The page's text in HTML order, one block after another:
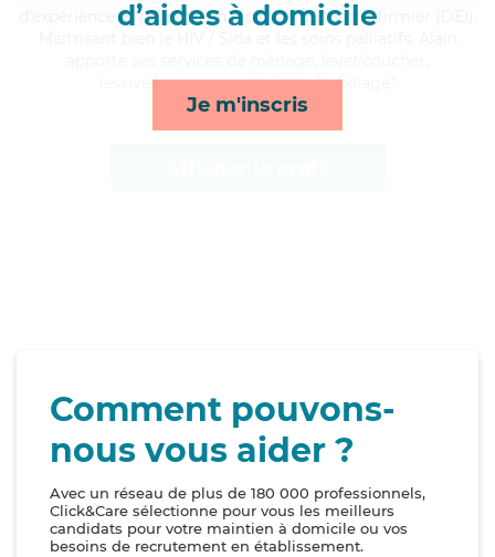
d’aides à domicile
Je m'inscris
d'expérience et possède un diplôme d'Etat d'infirmier (DEI).
lessive/repassage et toilette/habillage*
Comment pouvons-
nous vous aider ?
Avec un réseau de plus de 180 000 professionnels,
Click&Care sélectionne pour vous les meilleurs
candidats pour votre maintien à domicile ou vos
besoins de recrutement en établissement.